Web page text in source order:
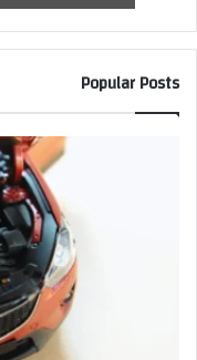
Popular Posts